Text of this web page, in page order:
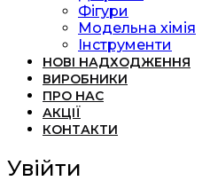
Фігури
Модельна хімія
Інструменти
НОВІ НАДХОДЖЕННЯ
ВИРОБНИКИ
ПРО НАС
АКЦІЇ
КОНТАКТИ
Увійти